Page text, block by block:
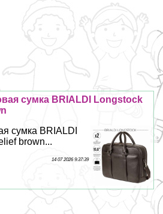
сумка BRIALDI Longstock
сумка BRIALDI
brown...
14 07 2026 9:37:39